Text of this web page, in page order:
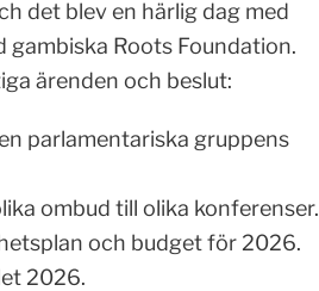
det blev en härlig dag med
gambiska Roots Foundation.
ärenden och beslut:
parlamentariska gruppens
ombud till olika konferenser.
och budget för 2026.
2026.